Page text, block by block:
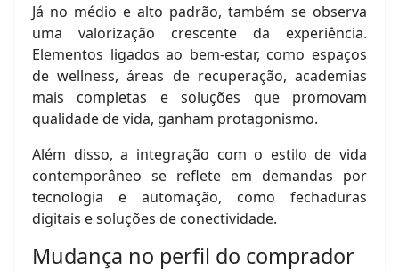
Já no médio e alto padrão, também se observa
uma valorização crescente da experiência.
Elementos ligados ao bem-estar, como espaços
de wellness, áreas de recuperação, academias
mais completas e soluções que promovam
qualidade de vida, ganham protagonismo.
Além disso, a integração com o estilo de vida
contemporâneo se reflete em demandas por
tecnologia e automação, como fechaduras
digitais e soluções de conectividade.
Mudança no perfil do comprador